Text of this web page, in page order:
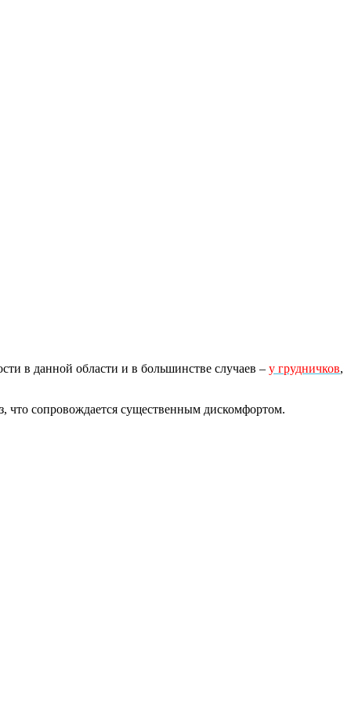
в данной области и в большинстве случаев – у грудничков,
что сопровождается существенным дискомфортом.